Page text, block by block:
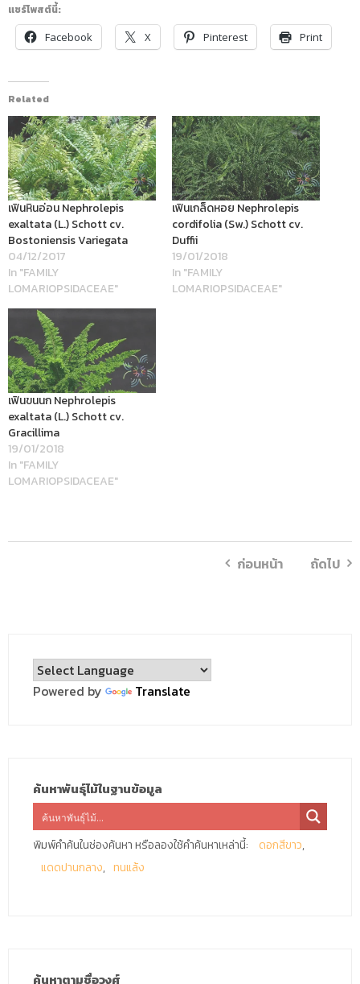
แชร์โพสต์นี้:
Facebook
X Pinterest Print
Related
เฟินหินอ่อน Nephrolepis
exaltata (L.) Schott cv.
Bostoniensis Variegata
04/12/2017
In "FAMILY
LOMARIOPSIDACEAE"
เฟินเกล็ดหอย Nephrolepis
cordifolia (Sw.) Schott cv.
Duffii
19/01/2018
In "FAMILY
LOMARIOPSIDACEAE"
เฟินขนนก Nephrolepis
exaltata (L.) Schott cv.
Gracillima
19/01/2018
In "FAMILY
LOMARIOPSIDACEAE"
ก่อนหน้า ถัดไป
Powered by Translate
ค้นหาพันธุ์ไม้ในฐานข้อมูล
พิมพ์คำค้นในช่องค้นหา หรือลองใช้คำค้นหาเหล่านี้:
ดอกสีขาว
แดดปานกลาง
ทนแล้ง
ค้นหาตามชื่อวงศ์